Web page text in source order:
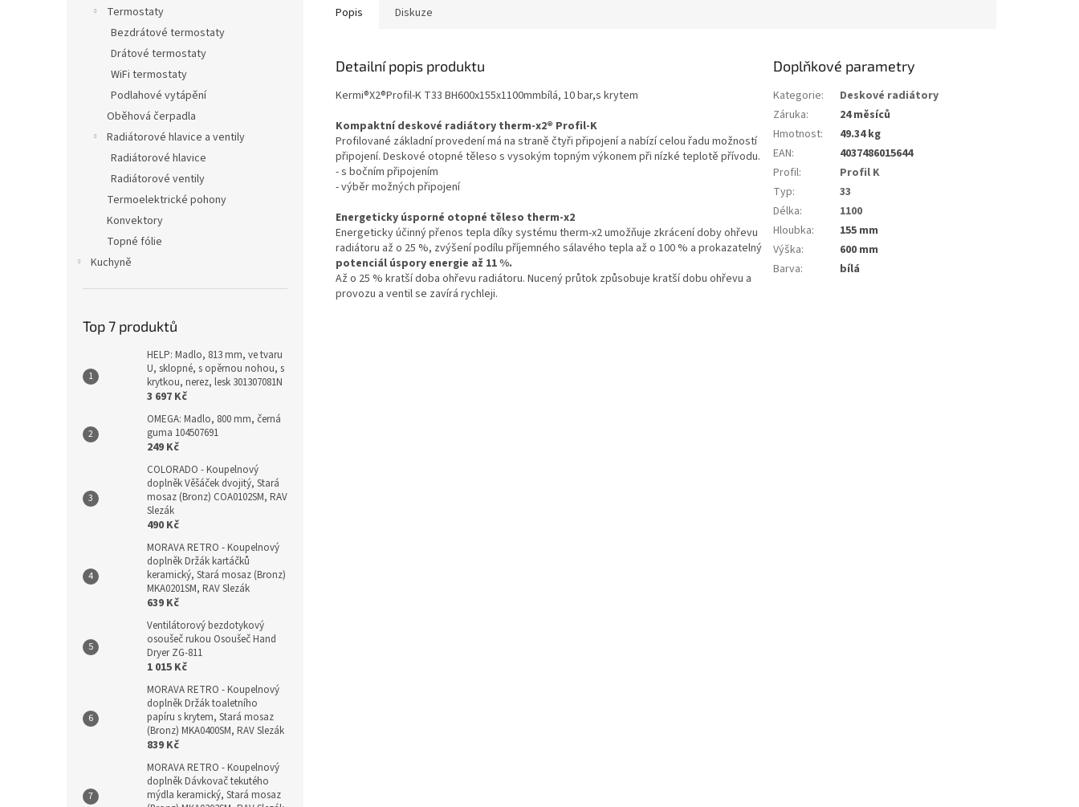
Termostaty
Bezdrátové termostaty
Drátové termostaty
WiFi termostaty
Podlahové vytápění
Oběhová čerpadla
Radiátorové hlavice a ventily
Radiátorové hlavice
Radiátorové ventily
Termoelektrické pohony
Konvektory
Topné fólie
Kuchyně
Top 7 produktů
HELP: Madlo, 813 mm, ve tvaru
U, sklopné, s opěrnou nohou, s
krytkou, nerez, lesk 301307081N
3 697 Kč
OMEGA: Madlo, 800 mm, černá
guma 104507691
249 Kč
COLORADO - Koupelnový
doplněk Věšáček dvojitý, Stará
mosaz (Bronz) COA0102SM, RAV
Slezák
490 Kč
MORAVA RETRO - Koupelnový
doplněk Držák kartáčků
keramický, Stará mosaz (Bronz)
MKA0201SM, RAV Slezák
639 Kč
Ventilátorový bezdotykový
osoušeč rukou Osoušeč Hand
Dryer ZG-811
1 015 Kč
MORAVA RETRO - Koupelnový
doplněk Držák toaletního
papíru s krytem, Stará mosaz
(Bronz) MKA0400SM, RAV Slezák
839 Kč
MORAVA RETRO - Koupelnový
doplněk Dávkovač tekutého
mýdla keramický, Stará mosaz
Popis Diskuze
Detailní popis produktu
Kermi®X2®Profil-K T33 BH600x155x1100mmbílá, 10 bar,s krytem
Kompaktní deskové radiátory therm-x2® Profil-K
Profilované základní provedení má na straně čtyři připojení a nabízí celou řadu možností
připojení. Deskové otopné těleso s vysokým topným výkonem při nízké teplotě přívodu.
- s bočním připojením
- výběr možných připojení
Energeticky úsporné otopné těleso therm-x2
Energeticky účinný přenos tepla díky systému therm-x2 umožňuje zkrácení doby ohřevu
radiátoru až o 25 %, zvýšení podílu příjemného sálavého tepla až o 100 % a prokazatelný
potenciál úspory energie až 11 %.
Až o 25 % kratší doba ohřevu radiátoru. Nucený průtok způsobuje kratší dobu ohřevu a
provozu a ventil se zavírá rychleji.
Doplňkové parametry
Kategorie:
Deskové radiátory
Záruka:
24 měsíců
Hmotnost:
49.34 kg
EAN:
4037486015644
Profil:
Profil K
Typ:
33
Délka:
1100
Hloubka:
155 mm
Výška:
600 mm
Barva: bílá